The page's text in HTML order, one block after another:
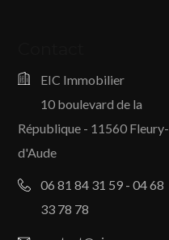
EIC Immobilier
10 boulevard de la
République - 11560 Fleury-
d'Aude
06 81 84 31 59 - 04 68
33 78 78